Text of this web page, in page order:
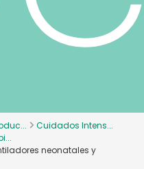
Nederlands
Russia
Sweden
Cuidados Intens...
neonatales y